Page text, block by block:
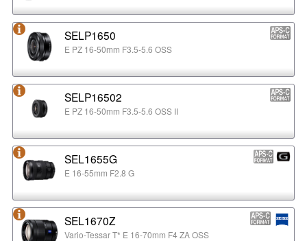
SELP1650
E PZ 16-50mm F3.5-5.6 OSS
SELP16502
E PZ 16-50mm F3.5-5.6 OSS II
SEL1655G
E 16-55mm F2.8 G
SEL1670Z
Vario-Tessar T* E 16-70mm F4 ZA OSS